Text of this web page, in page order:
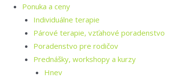
Ponuka a ceny
Individuálne terapie
Párové terapie, vzťahové poradenstvo
Poradenstvo pre rodičov
Prednášky, workshopy a kurzy
Hnev